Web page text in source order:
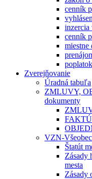
cenník
inzercia
cenník
miestne
Zverejňovanie
Úradná tabuľa
ZMLUVY,
dokumenty
VZN-
Štatút
Zásady
mesta
Zásady